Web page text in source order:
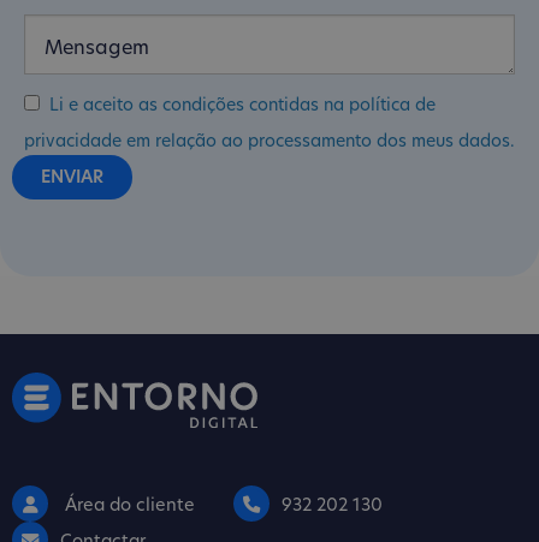
Li e aceito as condições contidas na política de
privacidade em relação ao processamento dos meus dados.
Área do cliente
932 202 130